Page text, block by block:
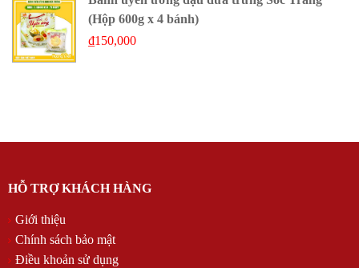
(Hộp 600g x 4 bánh)
₫150,000
HỖ TRỢ KHÁCH HÀNG
Giới thiệu
Chính sách bảo mật
Điều khoản sử dụng